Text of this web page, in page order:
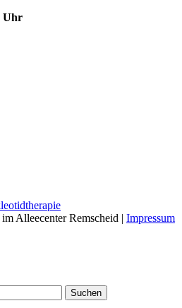
Uhr
Alleecenter Remscheid | Impressum
Suchen